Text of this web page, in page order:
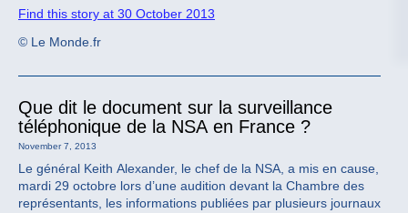
Find this story at 30 October 2013
© Le Monde.fr
Que dit le document sur la surveillance
téléphonique de la NSA en France ?
November 7, 2013
Le général Keith Alexander, le chef de la NSA, a mis en cause,
mardi 29 octobre lors d’une audition devant la Chambre des
représentants, les informations publiées par plusieurs journaux